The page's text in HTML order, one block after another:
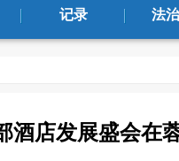
记录 法
酒店发展盛会在